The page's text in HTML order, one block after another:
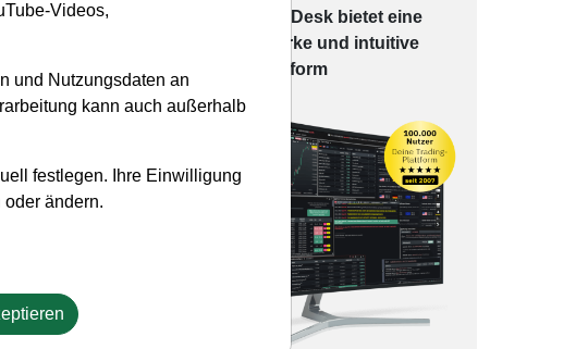
Desk bie­tet eine
leis­tungs­star­ke und in­tui­tive
Han­dels­platt­form
Videos,
und Nutzungsdaten an
kann auch außerhalb
festlegen. Ihre Einwilligung
oder ändern.